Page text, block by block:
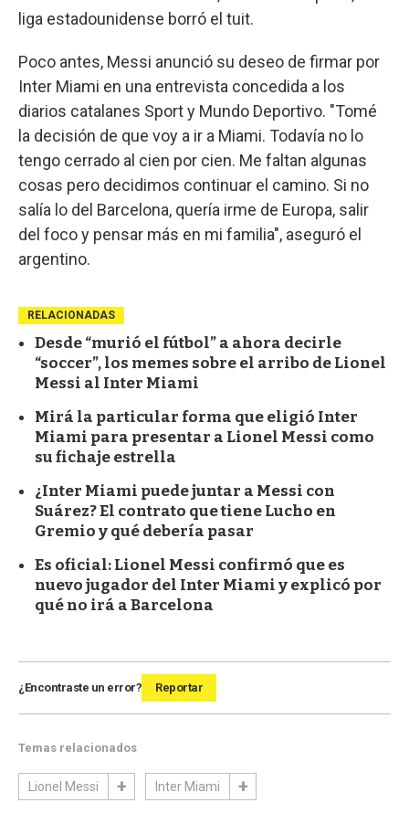
liga estadounidense borró el tuit.
Poco antes, Messi anunció su deseo de firmar por
Inter Miami en una entrevista concedida a los
diarios catalanes Sport y Mundo Deportivo. "Tomé
la decisión de que voy a ir a Miami. Todavía no lo
tengo cerrado al cien por cien. Me faltan algunas
cosas pero decidimos continuar el camino. Si no
salía lo del Barcelona, quería irme de Europa, salir
del foco y pensar más en mi familia", aseguró el
argentino.
RELACIONADAS
Desde “murió el fútbol” a ahora decirle
“soccer”, los memes sobre el arribo de Lionel
Messi al Inter Miami
Mirá la particular forma que eligió Inter
Miami para presentar a Lionel Messi como
su fichaje estrella
¿Inter Miami puede juntar a Messi con
Suárez? El contrato que tiene Lucho en
Gremio y qué debería pasar
Es oficial: Lionel Messi confirmó que es
nuevo jugador del Inter Miami y explicó por
qué no irá a Barcelona
¿Encontraste un error? Reportar
Temas relacionados
Lionel Messi Inter Miami